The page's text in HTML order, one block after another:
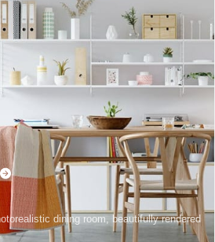
dining room, beautifully rendered